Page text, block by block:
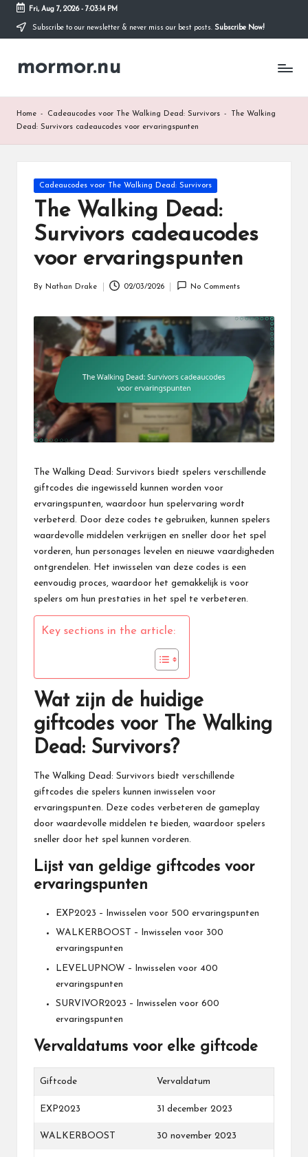
Skip
content
Fri, Aug 7, 2026- 7:03:15 PM
Subscribe to our newsletter & never miss our best posts. Subscribe Now!
mormor.nu
Home - Cadeaucodes voor The Walking Dead: Survivors -
The Walking
Dead: Survivors cadeaucodes voor ervaringspunten
Posted
in
Cadeaucodes voor The Walking Dead: Survivors
The Walking Dead:
Survivors cadeaucodes
voor ervaringspunten
By Nathan Drake 02/03/2026 No Comments
The Walking Dead: Survivors biedt spelers verschillende
giftcodes die ingewisseld kunnen worden voor
ervaringspunten, waardoor hun spelervaring wordt
verbeterd. Door deze codes te gebruiken, kunnen spelers
waardevolle middelen verkrijgen en sneller door het spel
vorderen, hun personages levelen en nieuwe vaardigheden
ontgrendelen. Het inwisselen van deze codes is een
eenvoudig proces, waardoor het gemakkelijk is voor
spelers om hun prestaties in het spel te verbeteren.
Key sections in the article:
Wat zijn de huidige
giftcodes voor The Walking
Dead: Survivors?
The Walking Dead : Survivors biedt verschillende
giftcodes die spelers kunnen inwisselen voor
ervaringspunten. Deze codes verbeteren de gameplay
door waardevolle middelen te bieden, waardoor spelers
sneller door het spel kunnen vorderen.
Lijst van geldige giftcodes voor
ervaringspunten
EXP2023 – Inwisselen voor 500 ervaringspunten
WALKERBOOST – Inwisselen voor 300
ervaringspunten
LEVELUPNOW – Inwisselen voor 400
ervaringspunten
SURVIVOR2023 – Inwisselen voor 600
ervaringspunten
Vervaldatums voor elke giftcode
Giftcode Vervaldatum
EXP2023 31 december 2023
WALKERBOOST 30 november 2023